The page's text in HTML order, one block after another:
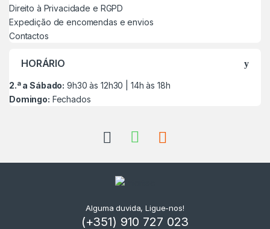
Direito à Privacidade e RGPD
Expedição de encomendas e envios
Contactos
HORÁRIO
2.ª a Sábado: 9h30 às 12h30 | 14h às 18h
Domingo: Fechados
Alguma duvida, Ligue-nos!
(+351) 910 727 023